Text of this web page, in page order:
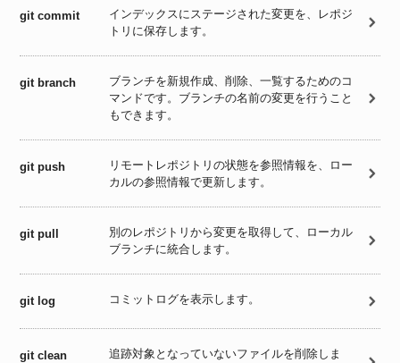
git commit
インデックスにステージされた変更を、レポジ
トリに保存します。
git branch
ブランチを新規作成、削除、一覧するためのコ
マンドです。ブランチの名前の変更を行うこと
もできます。
git push
リモートレポジトリの状態を参照情報を、ロー
カルの参照情報で更新します。
git pull
別のレポジトリから変更を取得して、ローカル
ブランチに統合します。
git log コミットログを表示します。
git clean
追跡対象となっていないファイルを削除しま